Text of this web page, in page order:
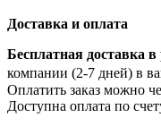
Доставка и оплата
Бесплатная доставка
компании (2-7 дней) в
Оплатить заказ можно
Доступна оплата по